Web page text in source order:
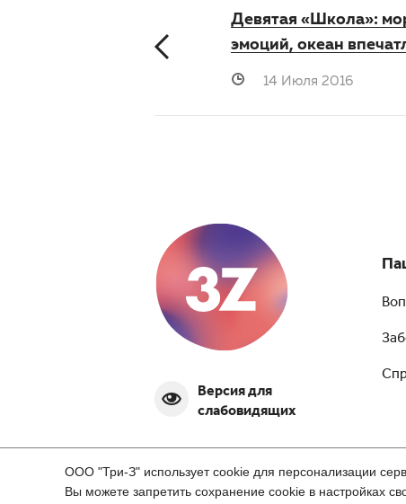
Девятая «Школа»:
эмоций, океан
14 Июля 2016
Версия для
слабовидящих
ООО "Три-З" использует cookie для персонализации
Вы можете запретить сохранение cookie в настройках